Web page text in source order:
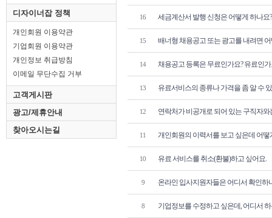
디자이너잡 정책
개인회원 이용약관
기업회원 이용약관
개인정보 취급방침
이메일 무단수집 거부
고객게시판
광고/제휴안내
찾아오시는길
16 세금계산서 발행 신청은 어떻게 하나요?
15 배너형 채용공고 또는 광고를 내려면
14 채용공고 등록은 무료인가요? 유료인가
13 유료서비스의 종류나 가격을 좀 알 수
12 연락처가 비공개로 되어 있는 구직자와
11 개인회원의 이력서를 보고 싶은데 어떻
10 유료 서비스를 취소(환불)하고 싶어요.
9 온라인 입사지원자들은 어디서 확인하
8 기업정보를 수정하고 싶은데, 어디서